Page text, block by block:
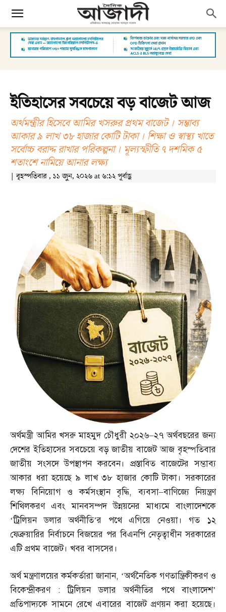
ইতিহাসের সবচেয়ে বড় বাজেট আজ
অর্থমন্ত্রীর হিসেবে আমির খসরুর প্রথম বাজেট । সম্ভাব্য
আকার ৯ লাখ ৩৮ হাজার কোটি টাকা । শিক্ষা ও স্বাস্থ্য খাতে
সর্বোচ্চ বরাদ্দ রাখার পরিকল্পনা । মূল্যস্ফীতি ৭ দশমিক ৫
শতাংশে নামিয়ে আনার লক্ষ্য
| বৃহস্পতিবার , ১১ জুন, ২০২৬ at ৬:১২ পূর্বাহ্ণ
অর্থমন্ত্রী আমির খসরু মাহমুদ চৌধুরী ২০২৬–২৭ অর্থবছরের জন্য
দেশের ইতিহাসের সবচেয়ে বড় জাতীয় বাজেট আজ বৃহস্পতিবার
জাতীয় সংসদে উপস্থাপন করবেন। প্রস্তাবিত বাজেটের সম্ভাব্য
আকার ধরা হয়েছে ৯ লাখ ৩৮ হাজার কোটি টাকা। সরকারের
লক্ষ্য বিনিয়োগ ও কর্মসংস্থান বৃদ্ধি,ব্যবসা–বাণিজ্যে নিয়ন্ত্রণ
শিথিলকরণ এবং মানবসম্পদ উন্নয়নের মাধ্যমে বাংলাদেশকে
‘ট্রিলিয়ন ডলার অর্থনীতি’র পথে এগিয়ে নেওয়া। গত ১২
ফেব্রুয়ারির নির্বাচনে বিজয়ের পর বিএনপি নেতৃত্বাধীন সরকারের
এটি প্রথম বাজেট। খবর বাসসের।
অর্থ মন্ত্রণালয়ের কর্মকর্তারা জানান, ‘অর্থনৈতিক গণতান্ত্রিকীকরণ ও
বিকেন্দ্রীকরণ :ট্রিলিয়ন ডলার অর্থনীতির পথে বাংলাদেশ’
প্রতিপাদ্যকে সামনে রেখে এবারের বাজেট প্রণয়ন করা হয়েছে।